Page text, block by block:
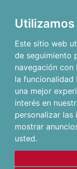
Este sitio web
de seguimiento
navegación con
la funcionalidad
una mejor
interés en
personalizar las
mostrar
usted.